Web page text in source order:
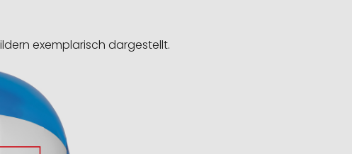
exemplarisch dargestellt.